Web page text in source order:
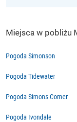
Miejsca w pobliżu
Pogoda Simonson
Pogoda Tidewater
Pogoda Simons Corner
Pogoda Ivondale